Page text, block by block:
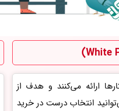
ارائه می‌کنند و هدف از
انتخاب درست در خرید